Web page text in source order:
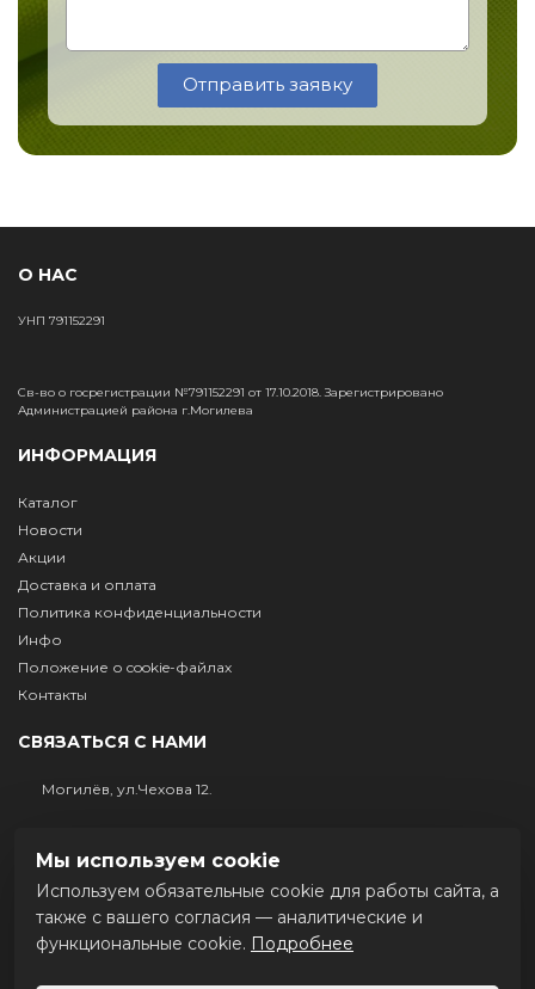
Отправить заявку
О НАС
УНП 791152291
Св-во о госрегистрации №791152291 от 17.10.2018. Зарегистрировано
Администрацией района г.Могилева
ИНФОРМАЦИЯ
Каталог
Новости
Акции
Доставка и оплата
Политика конфиденциальности
Инфо
Положение о cookie-файлах
Контакты
СВЯЗАТЬСЯ С НАМИ
Могилёв, ул.Чехова 12.
+375 222 403417
Пн-Пт.: 9.00 - 17.00 Сб.: выходной Вс.: выходной
Мы используем cookie
Используем обязательные cookie для работы сайта, а
также с вашего согласия — аналитические и
функциональные cookie. Подробнее